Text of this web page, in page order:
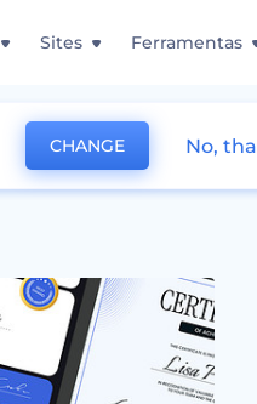
Sites Ferramentas
Reconhecimento de
CHANGE No,